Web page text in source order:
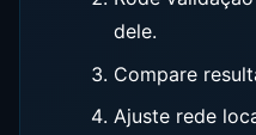
dele.
Compare
Ajuste rede